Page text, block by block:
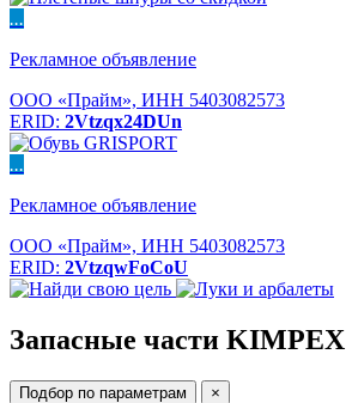
...
Рекламное объявление
ООО «Прайм», ИНН 5403082573
ERID: 2Vtzqx24DUn
...
Рекламное объявление
ООО «Прайм», ИНН 5403082573
ERID: 2VtzqwFoCoU
Запасные части KIMPEX
Подбор по параметрам ×